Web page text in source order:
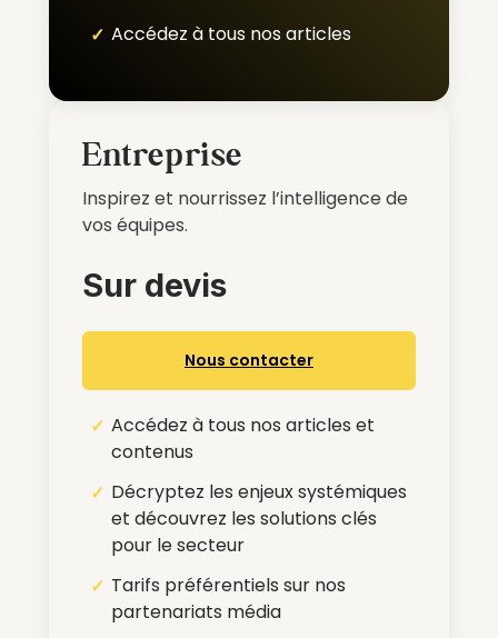
Accédez à tous nos articles
Entreprise
Inspirez et nourrissez l’intelligence de
vos équipes.
Sur devis
Nous contacter
Accédez à tous nos articles et
contenus
Décryptez les enjeux systémiques
et découvrez les solutions clés
pour le secteur
Tarifs préférentiels sur nos
partenariats média